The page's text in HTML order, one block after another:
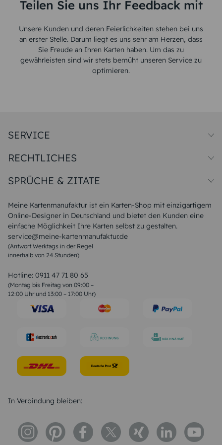
Teilen Sie uns Ihr Feedback mit
Unsere Kunden und deren Feierlichkeiten stehen bei uns
an erster Stelle. Darum liegt es uns sehr am Herzen, dass
Sie Freude an Ihren Karten haben. Um das zu
gewährleisten sind wir stets bemüht unseren Service zu
optimieren.
Meine Kartenmanufaktur ist ein Karten-Shop mit einzigartigem
Online-Designer in Deutschland und bietet den Kunden eine
einfache Möglichkeit Ihre Karten selbst zu gestalten.
service@meine-kartenmanufaktur.de
(Antwort Werktags in der Regel
innerhalb von 24 Stunden)
Hotline: 0911 47 71 80 65
(Montag bis Freitag von 09:00 –
12:00 Uhr und 13:00 – 17:00 Uhr)
SERVICE
Papiersorten
Unsere Produktion
Magazin
FAQ
RECHTLICHES
Widerrufsbelehrung
SPRÜCHE & ZITATE
Liebeskummer Sprüche
Sommer Sprüche
Muttertagssprüche
Sprüche zur Hochzeit
Sprüche zur Konfirmation & Kommunion
Weihnachtsgedichte
Liebessprüche
Geburtstagssprüche
Trauersprüche
Konfirmation Glückwünsche
In Verbindung bleiben: